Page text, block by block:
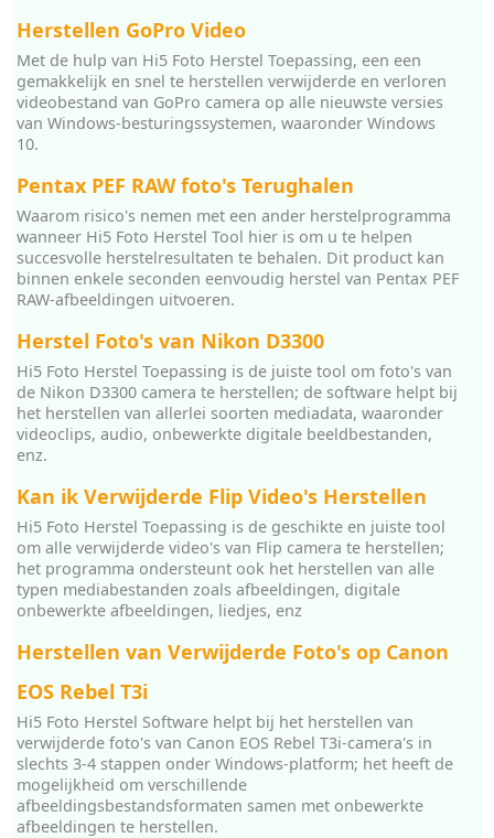
Herstellen GoPro Video
Met de hulp van Hi5 Foto Herstel Toepassing, een een
gemakkelijk en snel te herstellen verwijderde en verloren
videobestand van GoPro camera op alle nieuwste versies
van Windows-besturingssystemen, waaronder Windows
10.
Pentax PEF RAW foto's Terughalen
Waarom risico's nemen met een ander herstelprogramma
wanneer Hi5 Foto Herstel Tool hier is om u te helpen
succesvolle herstelresultaten te behalen. Dit product kan
binnen enkele seconden eenvoudig herstel van Pentax PEF
RAW-afbeeldingen uitvoeren.
Herstel Foto's van Nikon D3300
Hi5 Foto Herstel Toepassing is de juiste tool om foto's van
de Nikon D3300 camera te herstellen; de software helpt bij
het herstellen van allerlei soorten mediadata, waaronder
videoclips, audio, onbewerkte digitale beeldbestanden,
enz.
Kan ik Verwijderde Flip Video's Herstellen
Hi5 Foto Herstel Toepassing is de geschikte en juiste tool
om alle verwijderde video's van Flip camera te herstellen;
het programma ondersteunt ook het herstellen van alle
typen mediabestanden zoals afbeeldingen, digitale
onbewerkte afbeeldingen, liedjes, enz
Herstellen van Verwijderde Foto's op Canon
EOS Rebel T3i
Hi5 Foto Herstel Software helpt bij het herstellen van
verwijderde foto's van Canon EOS Rebel T3i-camera's in
slechts 3-4 stappen onder Windows-platform; het heeft de
mogelijkheid om verschillende
afbeeldingsbestandsformaten samen met onbewerkte
afbeeldingen te herstellen.